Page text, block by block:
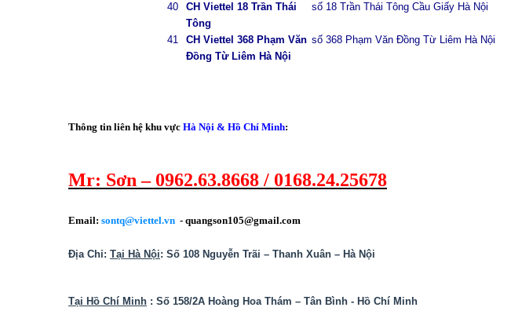
40
CH Viettel 18 Trần Thái
Tông
số 18 Trần Thái Tông Cầu Giấy Hà Nội
41
CH Viettel 368 Phạm Văn
Đồng Từ Liêm Hà Nội
số 368 Phạm Văn Đồng Từ Liêm Hà Nội
Thông tin liên hệ khu vực Hà Nội & Hồ Chí Minh:
Mr: Sơn – 0962.63.8668 / 0168.24.25678
Email: sontq@viettel.vn - quangson105@gmail.com
Địa Chỉ: Tại Hà Nội: Số 108 Nguyễn Trãi – Thanh Xuân – Hà Nội
Tại Hồ Chí Minh : Số 158/2A Hoàng Hoa Thám – Tân Bình - Hồ Chí Minh